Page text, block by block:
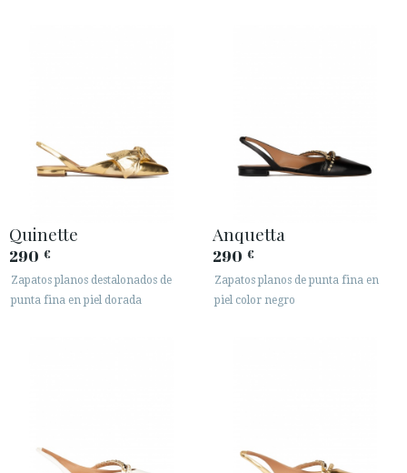
Quinette
290 €
Zapatos planos destalonados de
punta fina en piel dorada
Anquetta
290 €
Zapatos planos de punta fina en
piel color negro